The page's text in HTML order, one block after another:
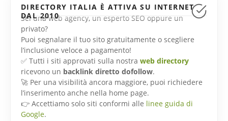
DIRECTORY ITALIA È ATTIVA SU INTERNET
DAL 2010
Sei una web agency, un esperto SEO oppure un
privato?
Puoi segnalare il tuo sito gratuitamente o scegliere
l’inclusione veloce a pagamento!
✅ Tutti i siti approvati sulla nostra web directory
ricevono un backlink diretto dofollow.
🚀 Per una visibilità ancora maggiore, puoi richiedere
l’inserimento anche nella home page.
👉 Accettiamo solo siti conformi alle linee guida di
Google.